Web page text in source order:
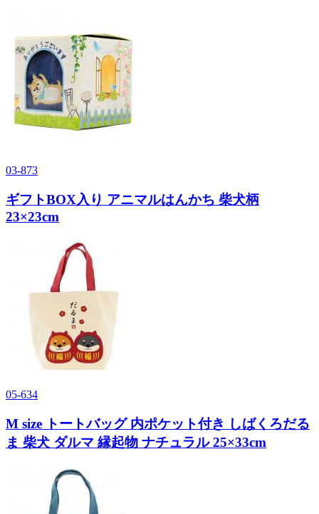
03-873
ギフトBOX入り アニマルはんかち 柴犬柄
23×23cm
05-634
M size トートバッグ 内ポケット付き しばくろだる
ま 柴犬 ダルマ 縁起物 ナチュラル 25×33cm